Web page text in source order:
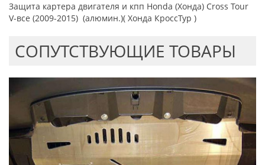
Защита картера двигателя и кпп Honda (Хонда) Cross Tour
V-все (2009-2015) (алюмин.)( Хонда КроссТур )
CОПУТСТВУЮЩИЕ ТОВАРЫ